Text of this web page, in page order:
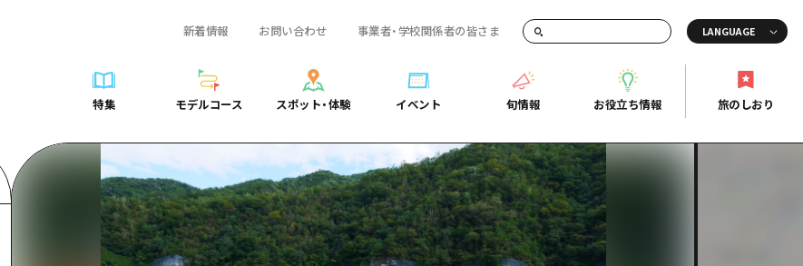
新着情報 お問い合わせ 事業者・学校関係者の皆さま
特集
サイクリング
ショッピング
スポーツ
学び・体験
定番
歴史・文化
モデルコース
モデルコース一覧
Dive! Hiroshima 公式ガイド
広島もしもトラベル
広島市周辺
安芸
備後
弾丸
日帰り
半日
スポット・体験
スポット・体験一覧
広島市周辺
安芸
備後
イベント
旬情報
お役立ち情報
お役立ち情報一覧
二次交通まとめ
広島おもてなしパス
HIROSHIMA FREE Wi-Fi
観光案内所
ガイドブック
広島県の魅力を動画でご紹介！
よくあるご質問
旅のしおり
世界遺産
歴史・文化
自然
芸北
宮島周辺
山口県東部
半日
2泊3日
備後
芸北
宮島周辺
山口県東部
愛媛県
HIROSHIMA FREE Wi-Fi
ボランティアガイド
ユニバーサルツーリズム
広島県の魅力を動画でご紹介！
よくあるご質問
フォトダウンロード
関連リンク